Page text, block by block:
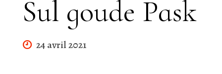
Sul goude Pask
24 avril 2021